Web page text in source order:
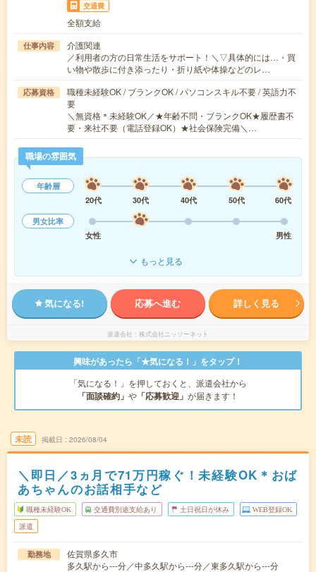
交通費
全額支給
仕事内容
介護関連
／利用者の方の日常生活をサポート！＼▽具体的には…・買
い物や散歩に付き添ったり・折り紙や体操などのレ…
応募資格
職種未経験OK / ブランクOK / パソコンスキル不要 / 英語力不
要
＼無資格＊未経験OK／★年齢不問・ブランクOK★履歴書不
要・来社不要（電話登録OK）★社会保険完備＼…
職場の雰囲気
年齢層
20代
30代 40代 50代
60代
男女比率
女性
男性
もっと見る
気になる! 応募へ進む 詳しく見る
派遣会社 株式会社ニッソーネット
興味があったら「★気になる！」をタップ！
「気になる！」を押しておくと、派遣会社から
「面談確約」 や 「応募歓迎」 が届きます！
未読 掲載日 2026/08/04
＼即日／3ヵ月で71万円稼ぐ！未経験OK＊おば
あちゃんのお話相手など
職種未経験OK 交通費別途支給あり 土日祝日が休み WEB登録OK
派遣
勤務地
佐賀県多久市
多久駅から---分／中多久駅から---分／東多久駅から---分